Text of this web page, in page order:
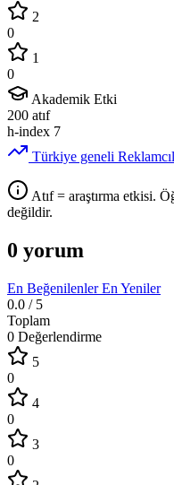
2
0
1
0
Akademik Etki
200 atıf
h-index 7
Türkiye geneli
Atıf = araştırma etkisi.
değildir.
0 yorum
En BeğenilenlerEn Yeniler
0.0 / 5
Toplam
0 Değerlendirme
5
0
4
0
3
0